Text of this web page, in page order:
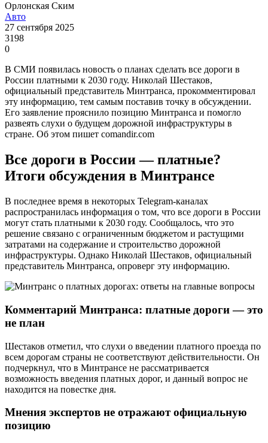
Орлонская Ским
Авто
27 сентября 2025
3198
0
В СМИ появилась новость о планах сделать все дороги в
России платными к 2030 году. Николай Шестаков,
официальный представитель Минтранса, прокомментировал
эту информацию, тем самым поставив точку в обсуждении.
Его заявление прояснило позицию Минтранса и помогло
развеять слухи о будущем дорожной инфраструктуры в
стране. Об этом пишет comandir.com
Все дороги в России — платные?
Итоги обсуждения в Минтрансе
В последнее время в некоторых Telegram-каналах
распространилась информация о том, что все дороги в России
могут стать платными к 2030 году. Сообщалось, что это
решение связано с ограниченным бюджетом и растущими
затратами на содержание и строительство дорожной
инфраструктуры. Однако Николай Шестаков, официальный
представитель Минтранса, опроверг эту информацию.
Комментарий Минтранса: платные дороги — это
не план
Шестаков отметил, что слухи о введении платного проезда по
всем дорогам страны не соответствуют действительности. Он
подчеркнул, что в Минтрансе не рассматривается
возможность введения платных дорог, и данный вопрос не
находится на повестке дня.
Мнения экспертов не отражают официальную
позицию